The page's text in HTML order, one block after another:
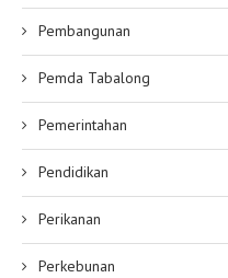
Pembangunan
Pemda Tabalong
Pemerintahan
Pendidikan
Perikanan
Perkebunan